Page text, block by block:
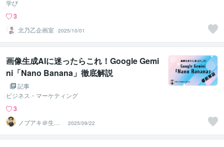
学び
3
北乃乙企画室 2025/10/01
画像生成AIに迷ったらこれ！Google Gemi
ni「Nano Banana」徹底解説
記事
ビジネス・マーケティング
3
ノブアキ＠生成A
I活用サポート
2025/09/22